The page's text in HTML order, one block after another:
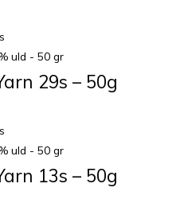
uld - 50 gr
29s – 50g
uld - 50 gr
13s – 50g